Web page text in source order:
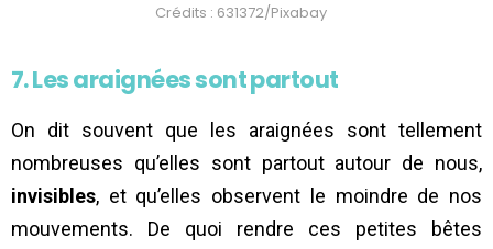
Crédits : 631372/Pixabay
7. Les araignées sont partout
On dit souvent que les araignées sont tellement
nombreuses qu’elles sont partout autour de nous,
invisibles, et qu’elles observent le moindre de nos
mouvements. De quoi rendre ces petites bêtes